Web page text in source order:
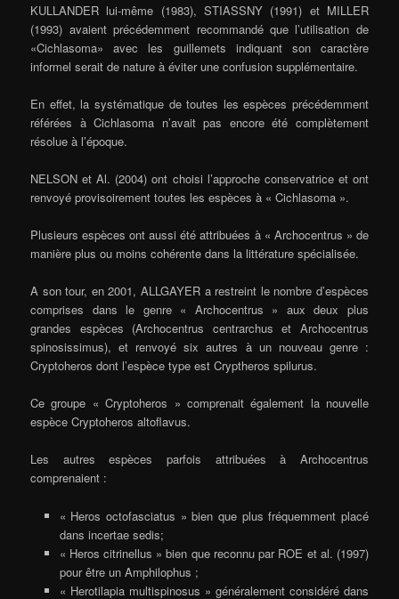
KULLANDER lui-même (1983), STIASSNY (1991) et MILLER
(1993) avaient précédemment recommandé que l’utilisation de
«Cichlasoma» avec les guillemets indiquant son caractère
informel serait de nature à éviter une confusion supplémentaire.
En effet, la systématique de toutes les espèces précédemment
référées à Cichlasoma n’avait pas encore été complètement
résolue à l’époque.
NELSON et Al. (2004) ont choisi l’approche conservatrice et ont
renvoyé provisoirement toutes les espèces à « Cichlasoma ».
Plusieurs espèces ont aussi été attribuées à « Archocentrus » de
manière plus ou moins cohérente dans la littérature spécialisée.
A son tour, en 2001, ALLGAYER a restreint le nombre d’espèces
comprises dans le genre « Archocentrus » aux deux plus
grandes espèces (Archocentrus centrarchus et Archocentrus
spinosissimus), et renvoyé six autres à un nouveau genre :
Cryptoheros dont l’espèce type est Cryptheros spilurus.
Ce groupe « Cryptoheros » comprenait également la nouvelle
espèce Cryptoheros altoflavus.
Les autres espèces parfois attribuées à Archocentrus
comprenaient :
« Heros octofasciatus » bien que plus fréquemment placé
dans incertae sedis;
« Heros citrinellus » bien que reconnu par ROE et al. (1997)
pour être un Amphilophus ;
« Herotilapia multispinosus » généralement considéré dans